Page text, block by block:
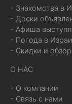
- Знакомства в
- Доски
- Афиша
- Погода в
- Скидки и
О НАС
- О компании
- Связь с нами